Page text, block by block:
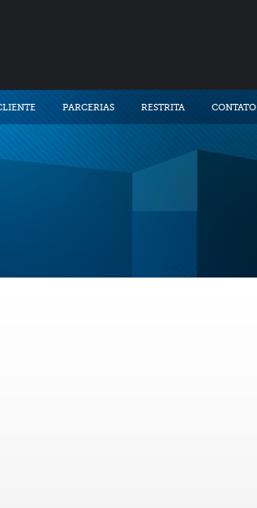
PARCERIAS RESTRITA CONTATO